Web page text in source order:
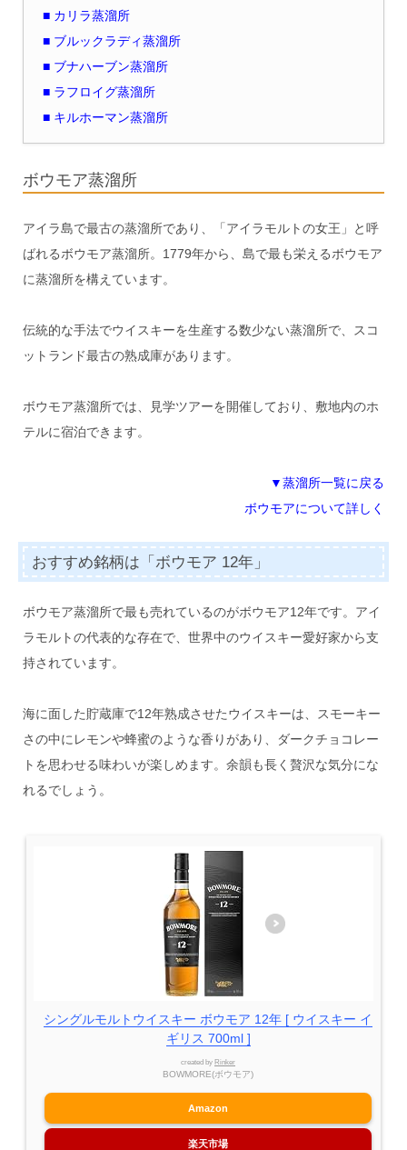
■ カリラ蒸溜所
■ ブルックラディ蒸溜所
■ ブナハーブン蒸溜所
■ ラフロイグ蒸溜所
■ キルホーマン蒸溜所
ボウモア蒸溜所
アイラ島で最古の蒸溜所であり、「アイラモルトの女王」と呼
ばれるボウモア蒸溜所。1779年から、島で最も栄えるボウモア
に蒸溜所を構えています。
伝統的な手法でウイスキーを生産する数少ない蒸溜所で、スコ
ットランド最古の熟成庫があります。
ボウモア蒸溜所では、見学ツアーを開催しており、敷地内のホ
テルに宿泊できます。
▼蒸溜所一覧に戻る
ボウモアについて詳しく
おすすめ銘柄は「ボウモア 12年」
ボウモア蒸溜所で最も売れているのがボウモア12年です。アイ
ラモルトの代表的な存在で、世界中のウイスキー愛好家から支
持されています。
海に面した貯蔵庫で12年熟成させたウイスキーは、スモーキー
さの中にレモンや蜂蜜のような香りがあり、ダークチョコレー
トを思わせる味わいが楽しめます。余韻も長く贅沢な気分にな
れるでしょう。
シングルモルトウイスキー ボウモア 12年 [ ウイスキー イ
ギリス 700ml ]
created by Rinker
BOWMORE(ボウモア)
Amazon
楽天市場